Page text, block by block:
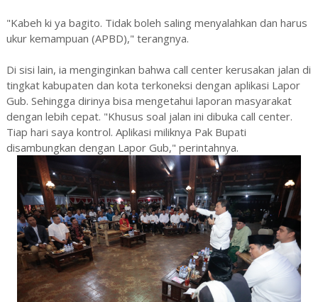
"Kabeh ki ya bagito. Tidak boleh saling menyalahkan dan harus
ukur kemampuan (APBD)," terangnya.
Di sisi lain, ia menginginkan bahwa call center kerusakan jalan di
tingkat kabupaten dan kota terkoneksi dengan aplikasi Lapor
Gub. Sehingga dirinya bisa mengetahui laporan masyarakat
dengan lebih cepat. "Khusus soal jalan ini dibuka call center.
Tiap hari saya kontrol. Aplikasi miliknya Pak Bupati
disambungkan dengan Lapor Gub," perintahnya.